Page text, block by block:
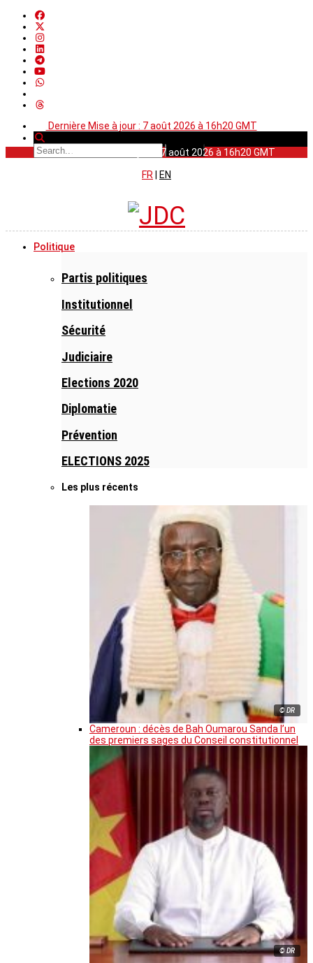
Dernière Mise à jour : 7 août 2026 à 16h20 GMT
Dernière Mise à jour : 7 août 2026 à 16h20 GMT
FR
EN
Politique
Partis politiques
Institutionnel
Sécurité
Judiciaire
Elections 2020
Diplomatie
Prévention
ELECTIONS 2025
Les plus récents
© DR
Cameroun : décès de Bah Oumarou Sanda l’un
des premiers sages du Conseil constitutionnel
© DR